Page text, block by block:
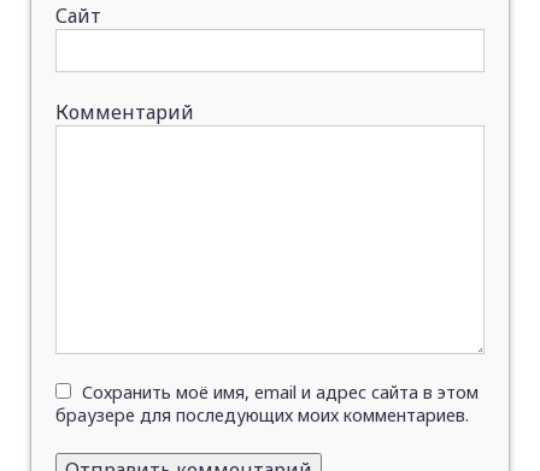
Сайт
Комментарий
Сохранить моё имя, email и адрес сайта в этом
браузере для последующих моих комментариев.